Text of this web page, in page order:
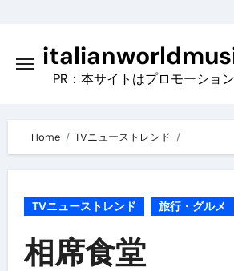
content
PR：本サイトはプロモーショ
Home TVニューストレンド
TVニューストレンド 旅行・グルメ
相席食堂